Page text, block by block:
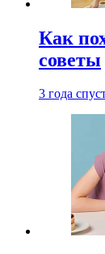
Как
советы
3 года